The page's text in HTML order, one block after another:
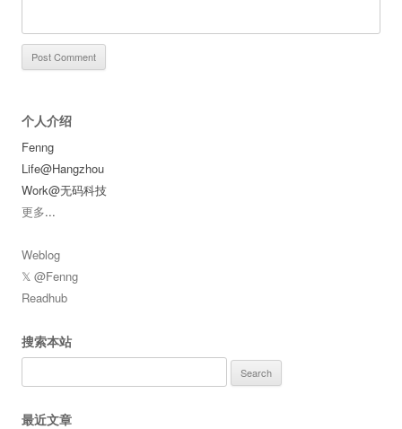
个人介绍
Fenng
Life@Hangzhou
Work@无码科技
更多...
Weblog
𝕏 @Fenng
Readhub
搜索本站
for:
最近文章